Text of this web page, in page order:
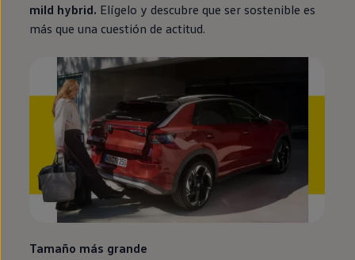
mild hybrid. Elígelo y descubre que ser sostenible es
más que una cuestión de actitud.
Tamaño más grande